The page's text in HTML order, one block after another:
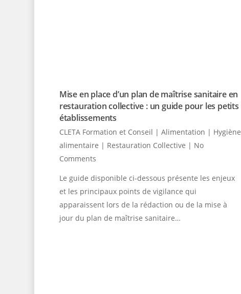
Mise en place d’un plan de maîtrise sanitaire en
restauration collective : un guide pour les petits
établissements
CLETA Formation et Conseil | Alimentation | Hygiène
alimentaire | Restauration Collective | No
Comments
Le guide disponible ci-dessous présente les enjeux
et les principaux points de vigilance qui
apparaissent lors de la rédaction ou de la mise à
jour du plan de maîtrise sanitaire…